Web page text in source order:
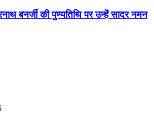
बनर्जी की पुण्यतिथि पर उन्हें सादर नमन